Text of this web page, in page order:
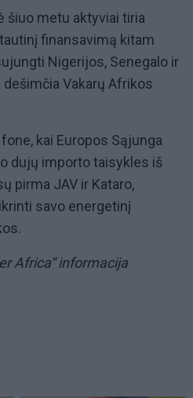
šiuo metu aktyviai tiria
finansavimą kitam
Nigerijos, Senegalo ir
Vakarų Afrikos
kai Europos Sąjunga
dujų importo taisykles iš
pirma JAV ir Kataro,
savo energetinį
Africa“ informacija